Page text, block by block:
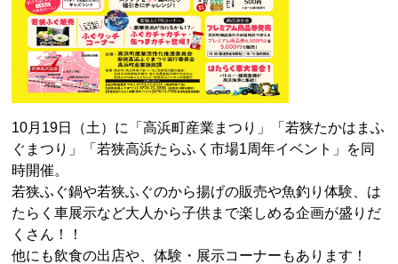
10月19日（土）に「高浜町産業まつり」「若狭たかはまふ
ぐまつり」「若狭高浜たらふく市場1周年イベント」を同
時開催。
若狭ふぐ鍋や若狭ふぐのから揚げの販売や魚釣り体験、は
たらく車展示など大人から子供まで楽しめる企画が盛りだ
くさん！！
他にも飲食の出店や、体験・展示コーナーもあります！